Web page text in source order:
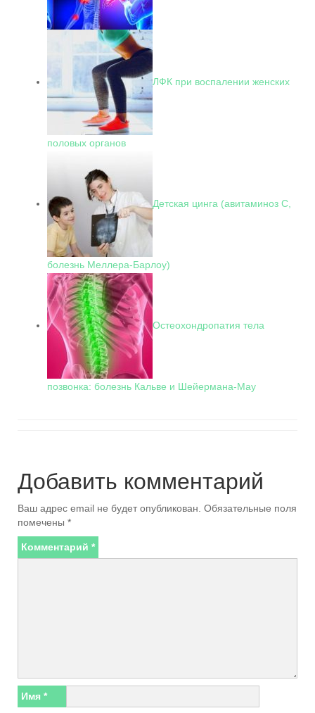
ЛФК при воспалении женских
половых органов
Детская цинга (авитаминоз С,
болезнь Меллера-Барлоу)
Остеохондропатия тела
позвонка: болезнь Кальве и Шейермана-Мау
Добавить комментарий
Ваш адрес email не будет опубликован. Обязательные поля
помечены *
Комментарий *
Имя *